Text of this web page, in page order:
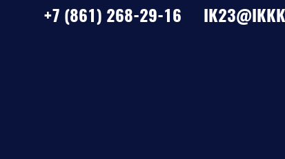
+7 (861) 268-29-16